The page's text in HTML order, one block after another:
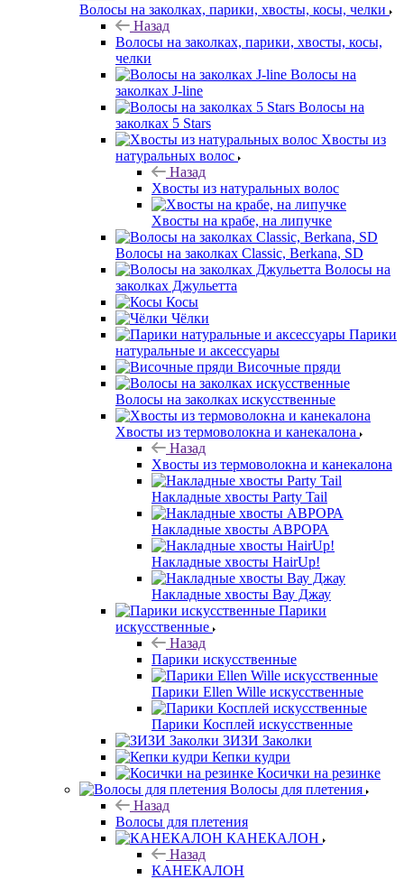
Волосы на заколках, парики, хвосты, косы, челки
Назад
Волосы на заколках, парики, хвосты, косы,
челки
Волосы на
заколках J-line
Волосы на
заколках 5 Stars
Хвосты из
натуральных волос
Назад
Хвосты из натуральных волос
Хвосты на крабе, на липучке
Волосы на заколках Classic, Berkana, SD
Волосы на
заколках Джульетта
Косы
Чёлки
Парики
натуральные и аксессуары
Височные пряди
Волосы на заколках искусственные
Хвосты из термоволокна и канекалона
Назад
Хвосты из термоволокна и канекалона
Накладные хвосты Party Tail
Накладные хвосты АВРОРА
Накладные хвосты HairUp!
Накладные хвосты Вау Джау
Парики
искусственные
Назад
Парики искусственные
Парики Ellen Wille искусственные
Парики Косплей искусственные
ЗИЗИ Заколки
Кепки кудри
Косички на резинке
Волосы для плетения
Назад
Волосы для плетения
КАНЕКАЛОН
Назад
КАНЕКАЛОН